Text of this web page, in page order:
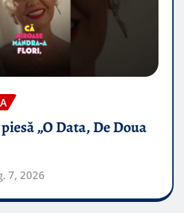
„O Data, De Doua
7, 2026